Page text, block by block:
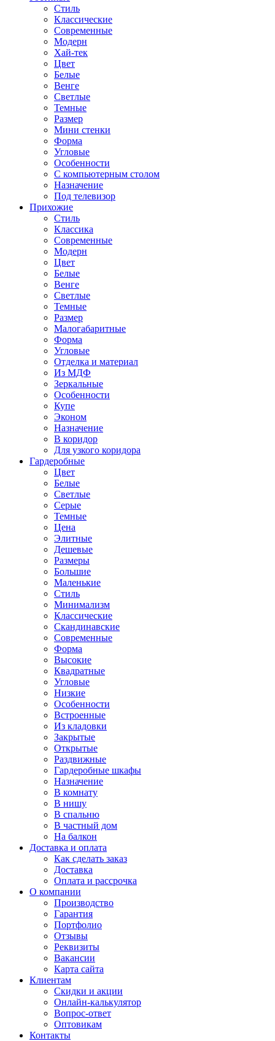
Стиль
Классические
Современные
Модерн
Хай-тек
Цвет
Белые
Венге
Светлые
Темные
Размер
Мини стенки
Форма
Угловые
Особенности
С компьютерным столом
Назначение
Под телевизор
Прихожие
Стиль
Классика
Современные
Модерн
Цвет
Белые
Венге
Светлые
Темные
Размер
Малогабаритные
Форма
Угловые
Отделка и материал
Из МДФ
Зеркальные
Особенности
Купе
Эконом
Назначение
В коридор
Для узкого коридора
Гардеробные
Цвет
Белые
Светлые
Серые
Темные
Цена
Элитные
Дешевые
Размеры
Большие
Маленькие
Стиль
Минимализм
Классические
Скандинавские
Современные
Форма
Высокие
Квадратные
Угловые
Низкие
Особенности
Встроенные
Из кладовки
Закрытые
Открытые
Раздвижные
Гардеробные шкафы
Назначение
В комнату
В нишу
В спальню
В частный дом
На балкон
Доставка и оплата
Как сделать заказ
Доставка
Оплата и рассрочка
О компании
Производство
Гарантия
Портфолио
Отзывы
Реквизиты
Вакансии
Карта сайта
Клиентам
Скидки и акции
Онлайн-калькулятор
Вопрос-ответ
Оптовикам
Контакты